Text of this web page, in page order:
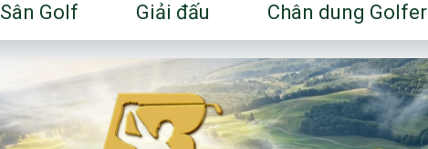
Fgolf Open Championship – Tây Ninh
Golf Business Vietnam Cup 25
Sân Golf Giải đấu Chân dung Golfer